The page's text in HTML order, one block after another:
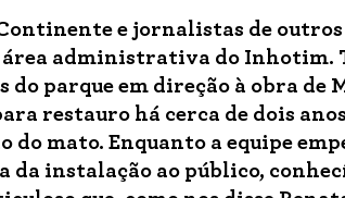
e jornalistas de outros
administrativa do Inhotim.
do parque em direção à obra
restauro há cerca de dois
do mato. Enquanto a equipe
da instalação ao público,